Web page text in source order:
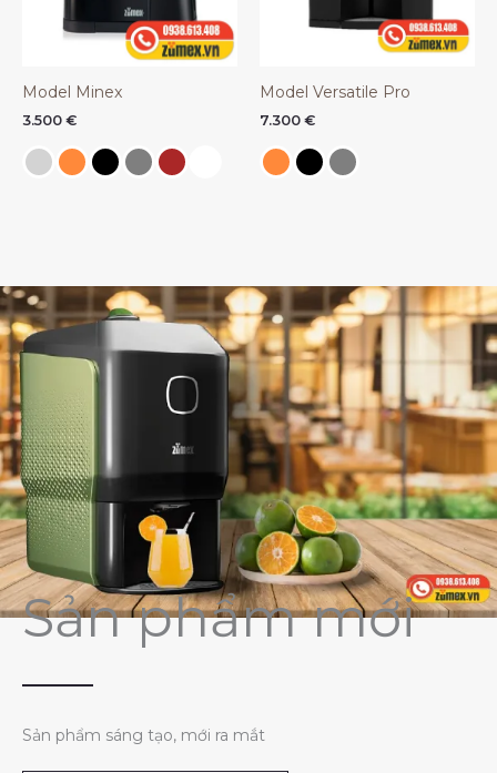
Model Minex
3.500 €
Model Versatile Pro
7.300 €
Sản phẩm mới
Sản phẩm sáng tạo, mới ra mắt